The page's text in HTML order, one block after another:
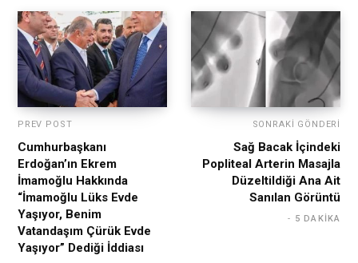
PREV POST
Cumhurbaşkanı
Erdoğan’ın Ekrem
İmamoğlu Hakkında
“İmamoğlu Lüks Evde
Yaşıyor, Benim
Vatandaşım Çürük Evde
Yaşıyor” Dediği İddiası
SONRAKI GÖNDERI
Sağ Bacak İçindeki
Popliteal Arterin Masajla
Düzeltildiği Ana Ait
Sanılan Görüntü
5 DAKIKA